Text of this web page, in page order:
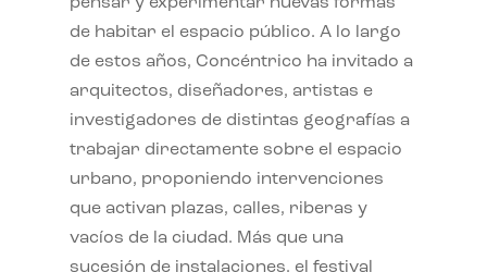
de habitar el espacio público. A lo largo
de estos años, Concéntrico ha invitado a
arquitectos, diseñadores, artistas e
investigadores de distintas geografías a
trabajar directamente sobre el espacio
urbano, proponiendo intervenciones
que activan plazas, calles, riberas y
vacíos de la ciudad. Más que una
sucesión de instalaciones, el festival